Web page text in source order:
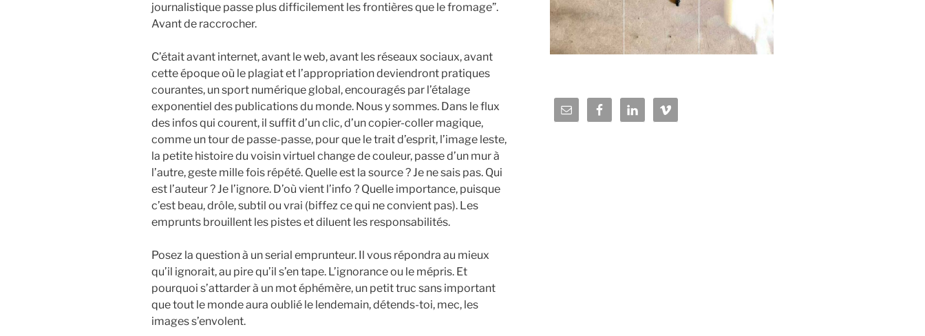
journalistique passe plus difficilement les frontières que le fromage”.
Avant de raccrocher.
C’était avant internet, avant le web, avant les réseaux sociaux, avant
cette époque où le plagiat et l’appropriation deviendront pratiques
courantes, un sport numérique global, encouragés par l’étalage
exponentiel des publications du monde. Nous y sommes. Dans le flux
des infos qui courent, il suffit d’un clic, d’un copier-coller magique,
comme un tour de passe-passe, pour que le trait d’esprit, l’image leste,
la petite histoire du voisin virtuel change de couleur, passe d’un mur à
l’autre, geste mille fois répété. Quelle est la source ? Je ne sais pas. Qui
est l’auteur ? Je l’ignore. D’où vient l’info ? Quelle importance, puisque
c’est beau, drôle, subtil ou vrai (biffez ce qui ne convient pas). Les
emprunts brouillent les pistes et diluent les responsabilités.
Posez la question à un serial emprunteur. Il vous répondra au mieux
qu’il ignorait, au pire qu’il s’en tape. L’ignorance ou le mépris. Et
pourquoi s’attarder à un mot éphémère, un petit truc sans important
que tout le monde aura oublié le lendemain, détends-toi, mec, les
images s’envolent.